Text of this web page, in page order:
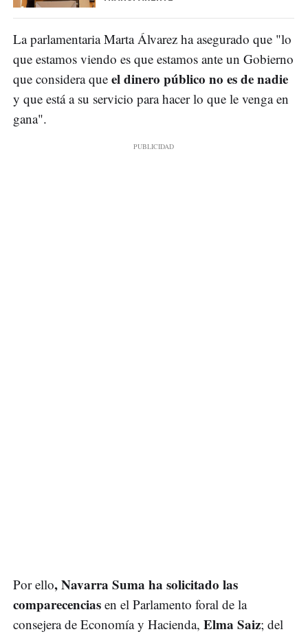
La parlamentaria Marta Álvarez ha asegurado que "lo
que estamos viendo es que estamos ante un Gobierno
que considera que el dinero público no es de nadie
y que está a su servicio para hacer lo que le venga en
gana".
Por ello, Navarra Suma ha solicitado las
comparecencias en el Parlamento foral de la
consejera de Economía y Hacienda, Elma Saiz; del